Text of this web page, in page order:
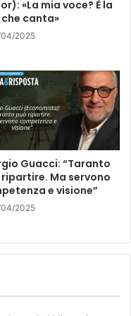
«La mia voce? È la
canta»
2025
Guacci: “Taranto
Ma servono
e visione”
2025